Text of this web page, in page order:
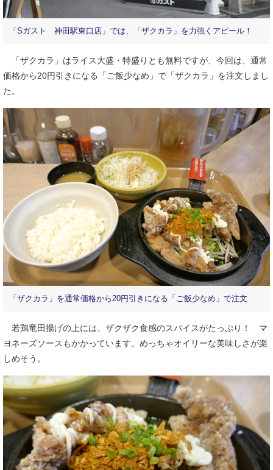
「Sガスト 神田駅東口店」では、「ザクカラ」を力強くアピール！
「ザクカラ」はライス大盛・特盛りとも無料ですが、今回は、通常
価格から20円引きになる「ご飯少なめ」で「ザクカラ」を注文しまし
た。
「ザクカラ」を通常価格から20円引きになる「ご飯少なめ」で注文
若鶏竜田揚げの上には、ザクザク食感のスパイスがたっぷり！ マ
ヨネーズソースもかかっています。めっちゃオイリーな美味しさが楽
しめそう。